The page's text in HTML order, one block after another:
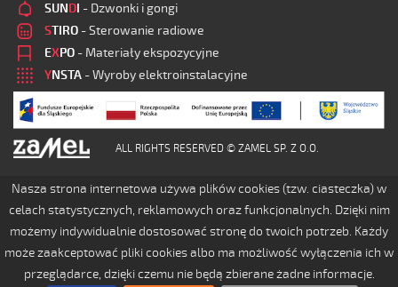
SUNDI - Dzwonki i gongi
STIRO - Sterowanie radiowe
EXPO - Materiały ekspozycyjne
YNSTA - Wyroby elektroinstalacyjne
ALL RIGHTS RESERVED © ZAMEL SP. Z O.O.
Nasza strona internetowa używa plików cookies (tzw. ciasteczka) w
celach statystycznych, reklamowych oraz funkcjonalnych. Dzięki nim
możemy indywidualnie dostosować stronę do twoich potrzeb. Każdy
może zaakceptować pliki cookies albo ma możliwość wyłączenia ich w
przeglądarce, dzięki czemu nie będą zbierane żadne informacje.